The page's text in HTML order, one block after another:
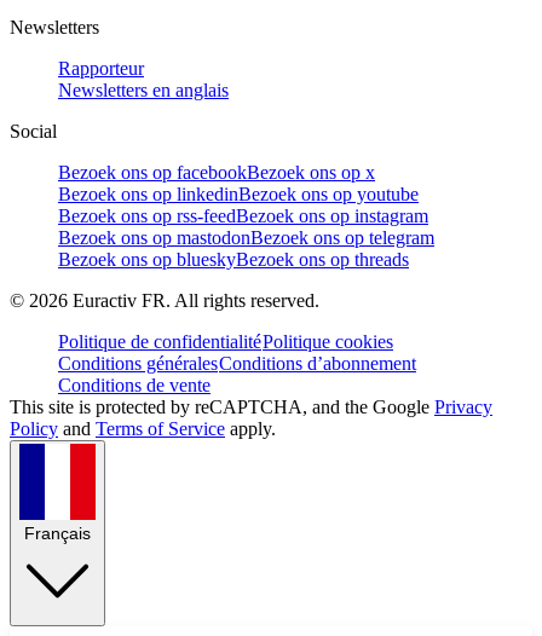
Newsletters
Rapporteur
Newsletters en anglais
Social
Bezoek ons op facebookBezoek ons op x
Bezoek ons op linkedinBezoek ons op youtube
Bezoek ons op rss-feedBezoek ons op instagram
Bezoek ons op mastodonBezoek ons op telegram
Bezoek ons op blueskyBezoek ons op threads
© 2026 Euractiv FR. All rights reserved.
Politique de confidentialitéPolitique cookies
Conditions généralesConditions d’abonnement
Conditions de vente
This site is protected by reCAPTCHA, and the Google Privacy
Policy and Terms of Service apply.
Français